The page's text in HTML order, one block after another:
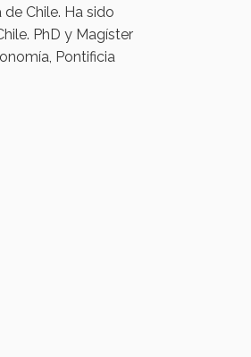
Chile. Ha sido
PhD y Magíster
Pontificia